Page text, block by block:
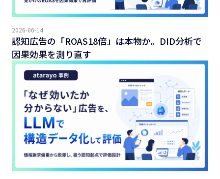
2026-06-14
認知広告の「ROAS18倍」は本物か。DID分析で
因果効果を測り直す